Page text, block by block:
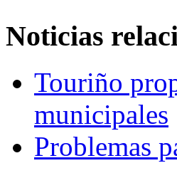
Noticias
Touriño
municipales
Problemas